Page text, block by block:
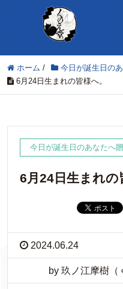
ホーム / 今日が誕生日の
6月24日生まれの皆様へ。
今日が誕生日のあなたへ
6月24日生まれの
2024.06.24
by 玖ノ江摩樹（